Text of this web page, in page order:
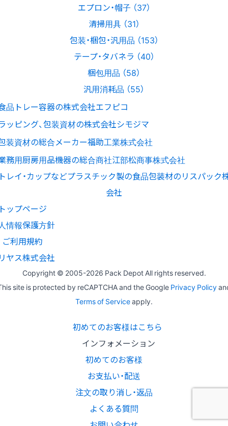
エプロン・帽子 （37）
清掃用具 （31）
包装・梱包・汎用品 （153）
テープ・タバネラ （40）
梱包用品 （58）
汎用消耗品 （55）
ップページ
情報保護方針
ご利用規約
ヤス株式会社
Copyright © 2005-2026 Pack Depot All rights reserved.
site is protected by reCAPTCHA and the Google Privacy Policy
Terms of Serviceapply.
初めてのお客様はこちら
インフォメーション
初めてのお客様
お支払い・配送
注文の取り消し・返品
よくある質問